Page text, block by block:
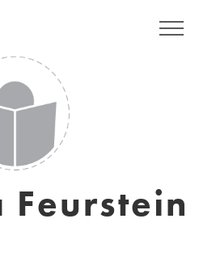
Feurstein